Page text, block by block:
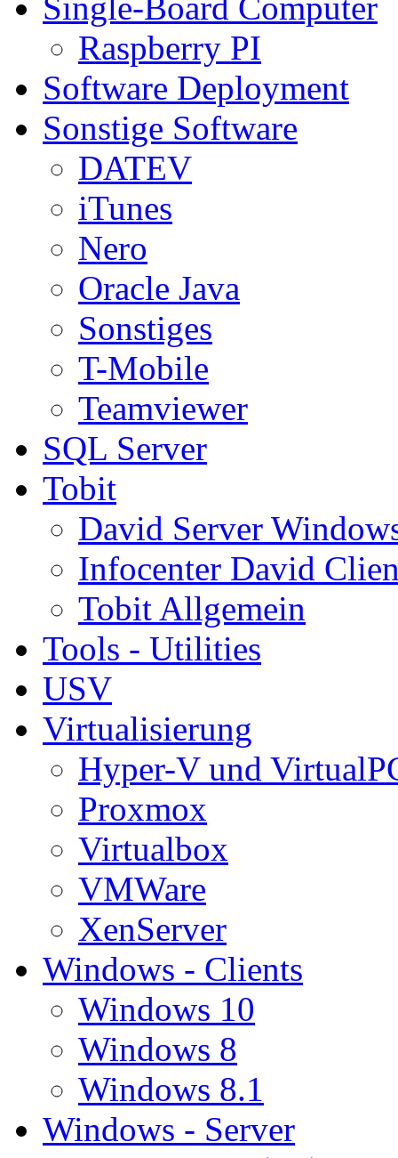
Single-Board Computer
Raspberry PI
Software Deployment
Sonstige Software
DATEV
iTunes
Nero
Oracle Java
Sonstiges
T-Mobile
Teamviewer
SQL Server
Tobit
David Server
Infocenter David
Tobit Allgemein
Tools - Utilities
USV
Virtualisierung
Hyper-V und
Proxmox
Virtualbox
VMWare
XenServer
Windows - Clients
Windows 10
Windows 8
Windows 8.1
Windows - Server